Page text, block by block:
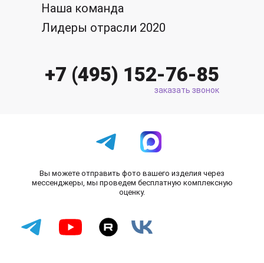
Наша команда
Лидеры отрасли 2020
+7 (495) 152-76-85
заказать звонок
Вы можете отправить фото вашего изделия через
мессенджеры, мы проведем бесплатную комплексную
оценку.